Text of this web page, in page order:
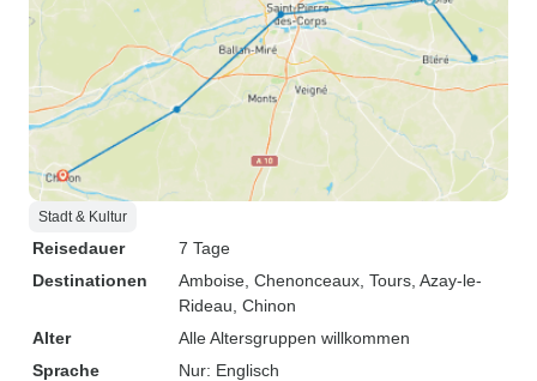
Stadt & Kultur
Reisedauer
7 Tage
Destinationen
Amboise , Chenonceaux , Tours , Azay-le-
Rideau , Chinon
Alter
Alle Altersgruppen willkommen
Sprache
Nur: Englisch